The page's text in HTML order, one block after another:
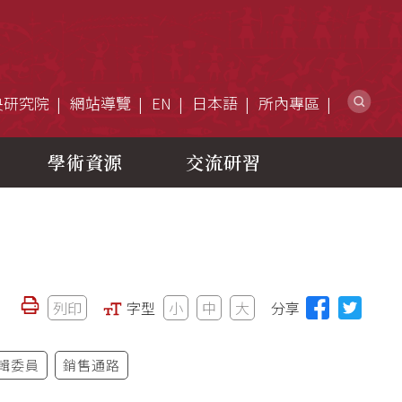
究院 網站導覽 EN 日本語 所內專區
學術資源 交流研習
列印 字型 小 中 大 分享
委員 銷售通路